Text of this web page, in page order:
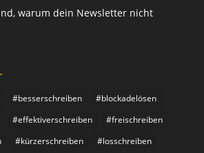
warum dein Newsletter nicht
#besserschreiben
#blockadelösen
#effektiverschreiben
#freischreiben
#kürzerschreiben
#losschreiben